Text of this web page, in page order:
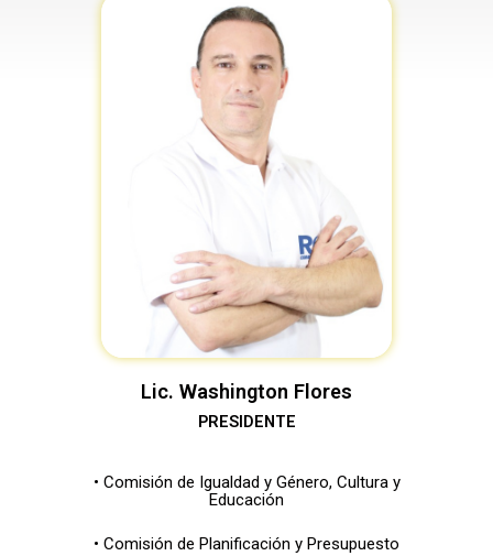
Lic. Washington Flores
PRESIDENTE
• Comisión de Igualdad y Género, Cultura y
Educación
• Comisión de Planificación y Presupuesto